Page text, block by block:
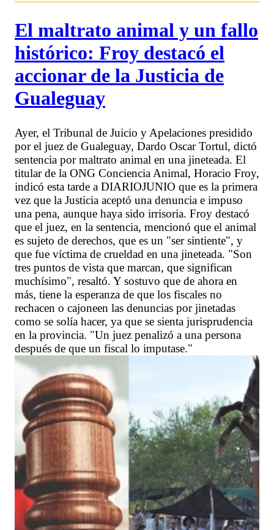
El maltrato animal y un fallo
histórico: Froy destacó el
accionar de la Justicia de
Gualeguay
Ayer, el Tribunal de Juicio y Apelaciones presidido
por el juez de Gualeguay, Dardo Oscar Tortul, dictó
sentencia por maltrato animal en una jineteada. El
titular de la ONG Conciencia Animal, Horacio Froy,
indicó esta tarde a DIARIOJUNIO que es la primera
vez que la Justicia aceptó una denuncia e impuso
una pena, aunque haya sido irrisoria. Froy destacó
que el juez, en la sentencia, mencionó que el animal
es sujeto de derechos, que es un "ser sintiente", y
que fue víctima de crueldad en una jineteada. "Son
tres puntos de vista que marcan, que significan
muchísimo", resaltó. Y sostuvo que de ahora en
más, tiene la esperanza de que los fiscales no
rechacen o cajoneen las denuncias por jinetadas
como se solía hacer, ya que se sienta jurisprudencia
en la provincia. "Un juez penalizó a una persona
después de que un fiscal lo imputase."